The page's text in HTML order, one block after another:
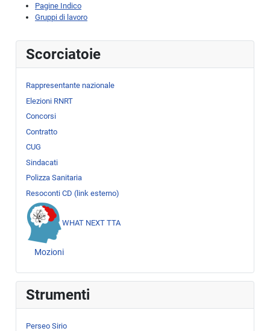
Scorciatoie
Rappresentante nazionale
Elezioni RNRT
Concorsi
Contratto
CUG
Sindacati
Polizza Sanitaria
Resoconti CD (link esterno)
WHAT NEXT TTA
Mozioni
Strumenti
Perseo Sirio
Pagine Indico
Gruppi di lavoro